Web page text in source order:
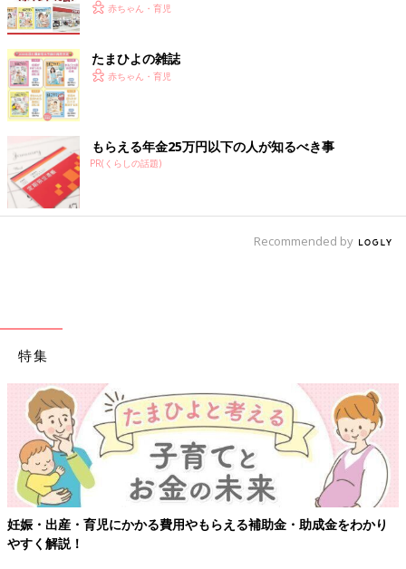
赤ちゃん・育児
たまひよの雑誌
赤ちゃん・育児
もらえる年金25万円以下の人が知るべき事
PR(くらしの話題)
Recommended by
特集
妊娠・出産・育児にかかる費用やもらえる補助金・助成金をわかり
やすく解説！